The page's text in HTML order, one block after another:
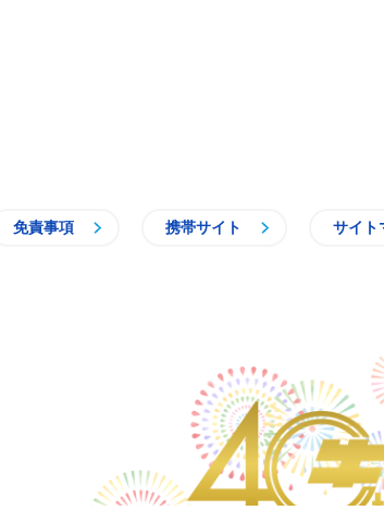
免責事項 携帯サイト サイト